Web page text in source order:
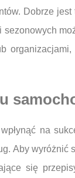
Dobrze
na
Aby
się